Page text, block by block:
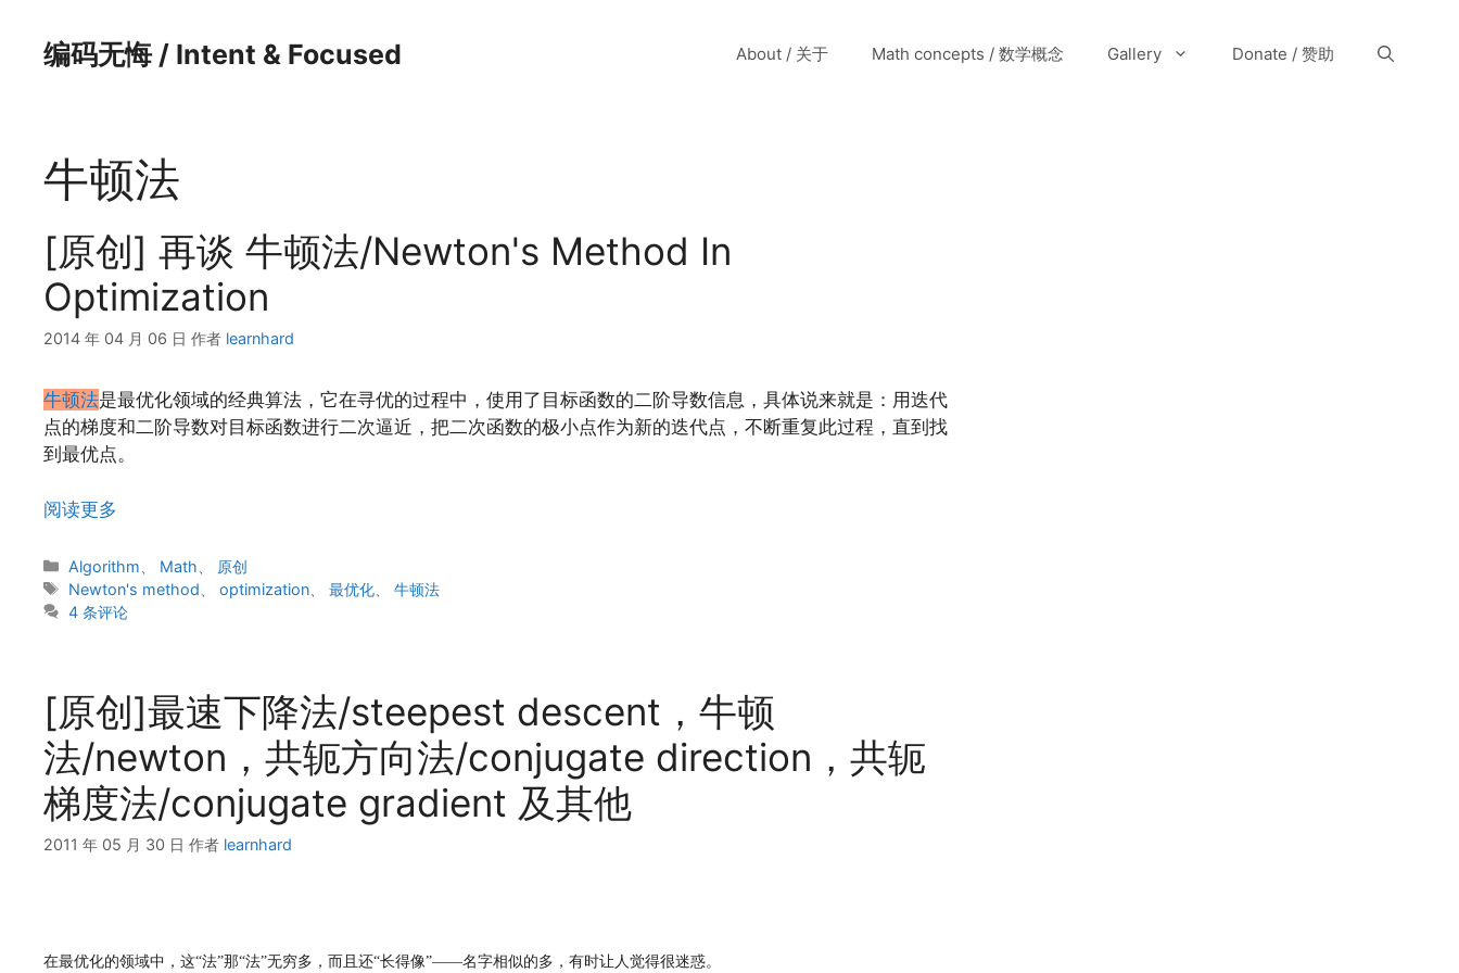
编码无悔 / Intent & Focused About / 关于 Math concepts / 数学概念 Gallery Donate / 赞助
牛顿法
[原创] 再谈 牛顿法/Newton's Method In
Optimization
2014 年 04 月 06 日 作者 learnhard
牛顿法是最优化领域的经典算法，它在寻优的过程中，使用了目标函数的二阶导数信息，具体说来就是：用迭代
点的梯度和二阶导数对目标函数进行二次逼近，把二次函数的极小点作为新的迭代点，不断重复此过程，直到找
到最优点。
阅读更多
分
类
Algorithm Math
原创
标
签
Newton's method 、optimization 、最优化 、牛顿法
4 条评论
[原创]最速下降法/steepest descent，牛顿
法/newton，共轭方向法/conjugate direction，共轭
梯度法/conjugate gradient 及其他
2011 年 05 月 30 日 作者 learnhard
在最优化的领域中，这“法”那“法”无穷多，而且还“长得像”——名字相似的多，有时让人觉得很迷惑。